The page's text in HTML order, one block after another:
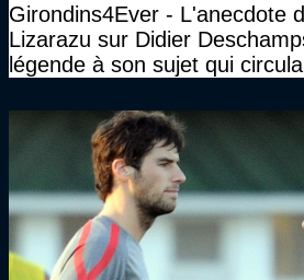
Girondins4Ever - L'anecdote
Lizarazu sur Didier
légende à son sujet qui